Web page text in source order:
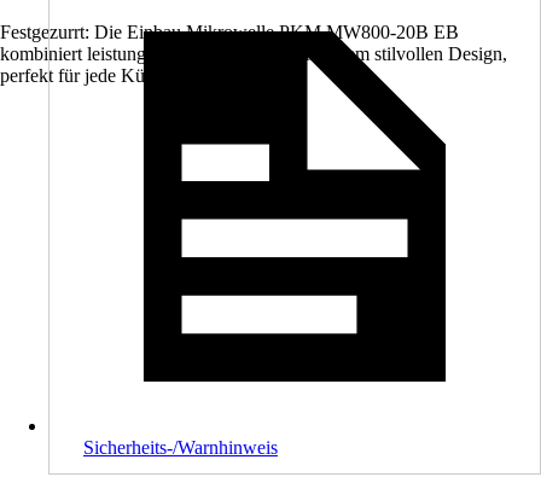
Festgezurrt: Die Einbau Mikrowelle PKM MW800-20B EB
kombiniert leistungsstarke Funktionen mit einem stilvollen Design,
perfekt für jede Küche.
Sicherheits-/Warnhinweis